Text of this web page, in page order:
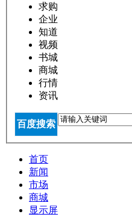
求购
企业
知道
视频
书城
商城
行情
资讯
百度搜索
首页
新闻
市场
商城
显示屏